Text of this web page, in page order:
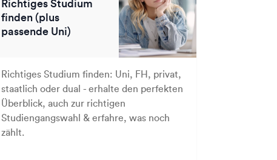
Richtiges Studium
finden (plus
passende Uni)
Richtiges Studium finden: Uni, FH, privat,
staatlich oder dual - erhalte den perfekten
Überblick, auch zur richtigen
Studiengangswahl & erfahre, was noch
zählt.